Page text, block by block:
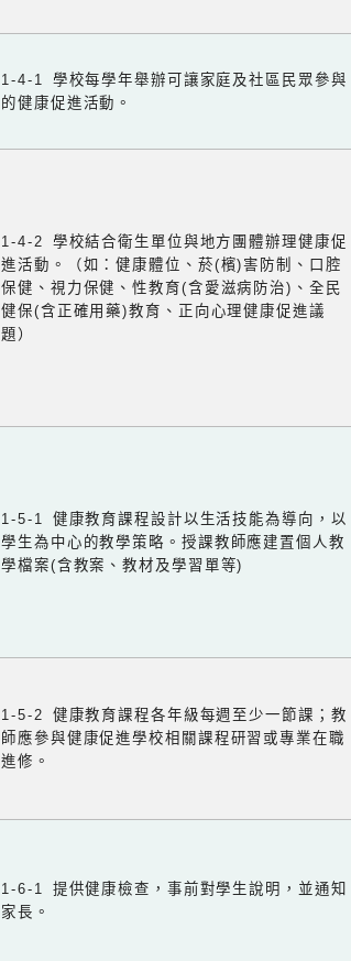
1-4-1 學校每學年舉辦可讓家庭及社區民眾參與
的健康促進活動。
1-4-2 學校結合衛生單位與地方團體辦理健康促
進活動。（如：健康體位、菸(檳)害防制、口腔
保健、視力保健、性教育(含愛滋病防治)、全民
健保(含正確用藥)教育、正向心理健康促進議
題）
1-5-1 健康教育課程設計以生活技能為導向，以
學生為中心的教學策略。授課教師應建置個人教
學檔案(含教案、教材及學習單等)
1-5-2 健康教育課程各年級每週至少一節課；教
師應參與健康促進學校相關課程研習或專業在職
進修。
1-6-1 提供健康檢查，事前對學生說明，並通知
家長。